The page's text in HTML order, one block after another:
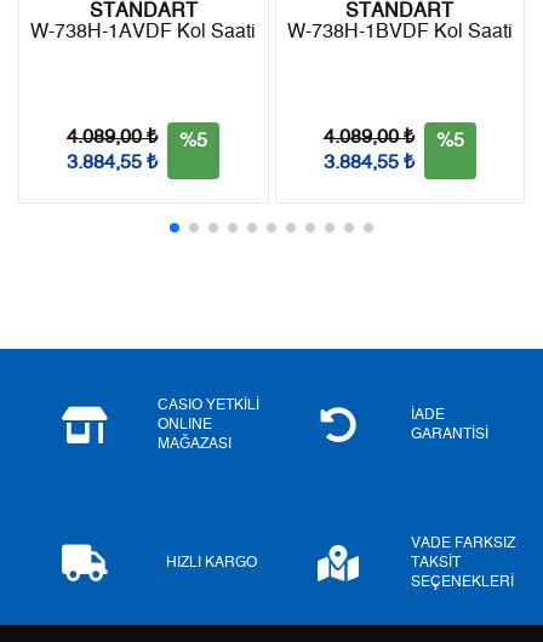
Taksit Taksit Tutarı Toplam Tutar
Tek Çekim 5.689,55 ₺ 5.689,55 ₺
6.213,35 ₺
6.477,94 ₺
6.618,80 ₺
STANDART
W-738H-1AVDF Kol Saati
4.089,00 ₺
3.884,55 ₺
%5
STANDART
W-738H-1BVDF Kol Saati
4.089,00 ₺
3.884,55 ₺
%5
CASIO YETKİLİ
ONLINE
MAĞAZASI
İADE
GARANTİSİ
HIZLI KARGO
VADE FARKSIZ
TAKSİT
SEÇENEKLERİ